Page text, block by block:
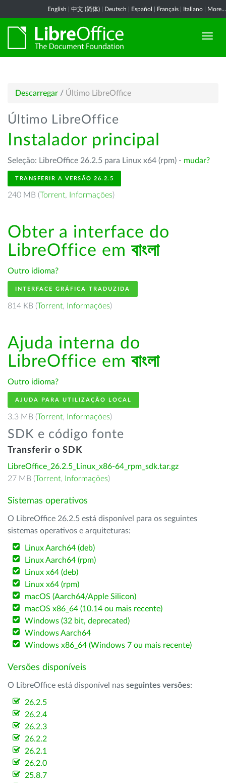
English 中文 (简体) Deutsch Español Français Italiano More...
Descarregar / Último LibreOffice
Último LibreOffice
Instalador principal
Seleção: LibreOffice 26.2.5 para Linux x64 (rpm) - mudar?
TRANSFERIR A VERSÃO 26.2.5
240 MB (Torrent, Informações)
Obter a interface do
LibreOffice em বাংলা
Outro idioma?
INTERFACE GRÁFICA TRADUZIDA
814 KB (Torrent, Informações)
Ajuda interna do
LibreOffice em বাংলা
Outro idioma?
AJUDA PARA UTILIZAÇÃO LOCAL
3.3 MB (Torrent, Informações)
SDK e código fonte
Transferir o SDK
LibreOffice_26.2.5_Linux_x86-64_rpm_sdk.tar.gz
27 MB (Torrent, Informações)
Sistemas operativos
O LibreOffice 26.2.5 está disponível para os seguintes
sistemas operativos e arquiteturas:
Linux Aarch64 (deb)
Linux Aarch64 (rpm)
Linux x64 (deb)
Linux x64 (rpm)
macOS (Aarch64/Apple Silicon)
macOS x86_64 (10.14 ou mais recente)
Windows (32 bit, deprecated)
Windows Aarch64
Windows x86_64 (Windows 7 ou mais recente)
Versões disponíveis
O LibreOffice está disponível nas seguintes versões:
26.2.5
26.2.4
26.2.3
26.2.2
26.2.1
26.2.0
25.8.7